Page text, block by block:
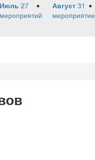
Июль 27
мероприятий
Август 31
мероприятие